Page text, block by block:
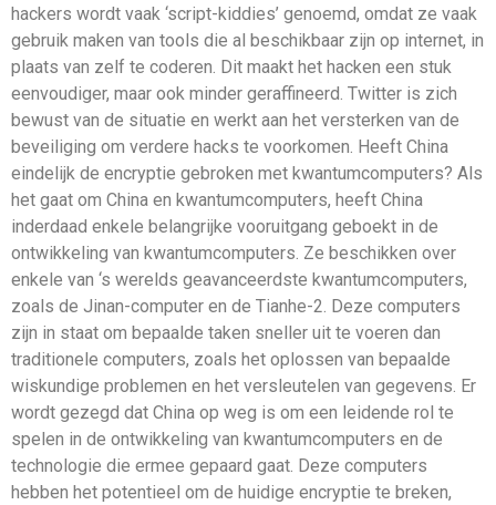
hackers wordt vaak ‘script-kiddies’ genoemd, omdat ze vaak
gebruik maken van tools die al beschikbaar zijn op internet, in
plaats van zelf te coderen. Dit maakt het hacken een stuk
eenvoudiger, maar ook minder geraffineerd. Twitter is zich
bewust van de situatie en werkt aan het versterken van de
beveiliging om verdere hacks te voorkomen. Heeft China
eindelijk de encryptie gebroken met kwantumcomputers? Als
het gaat om China en kwantumcomputers, heeft China
inderdaad enkele belangrijke vooruitgang geboekt in de
ontwikkeling van kwantumcomputers. Ze beschikken over
enkele van ‘s werelds geavanceerdste kwantumcomputers,
zoals de Jinan-computer en de Tianhe-2. Deze computers
zijn in staat om bepaalde taken sneller uit te voeren dan
traditionele computers, zoals het oplossen van bepaalde
wiskundige problemen en het versleutelen van gegevens. Er
wordt gezegd dat China op weg is om een ​​leidende rol te
spelen in de ontwikkeling van kwantumcomputers en de
technologie die ermee gepaard gaat. Deze computers
hebben het potentieel om de huidige encryptie te breken,